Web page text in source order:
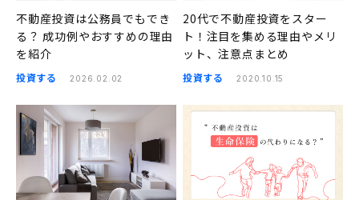
不動産投資は公務員でもでき
る？ 成功例やおすすめの理由
を紹介
投資する 2026.02.02
20代で不動産投資をスター
ト！注目を集める理由やメリ
ット、注意点まとめ
投資する 2020.10.15